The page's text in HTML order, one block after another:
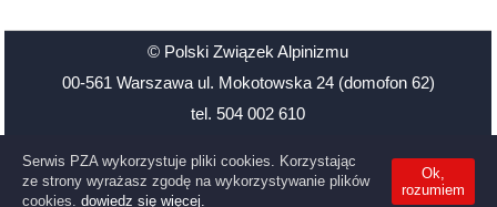
© Polski Związek Alpinizmu
00-561 Warszawa ul. Mokotowska 24 (domofon 62)
tel. 504 002 610
NIP: 527-21-39-619
Serwis PZA wykorzystuje pliki cookies. Korzystając
ze strony wyrażasz zgodę na wykorzystywanie plików
cookies. dowiedz się więcej.
Ok,
rozumiem